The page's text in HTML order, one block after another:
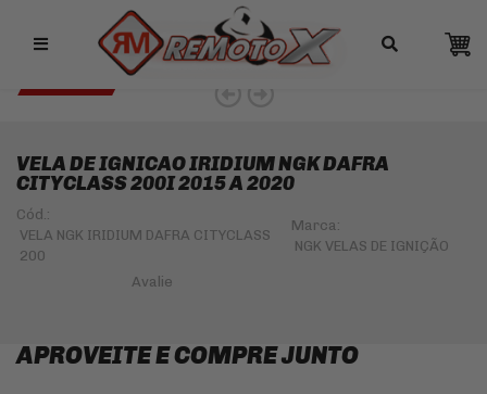
Remotox
10% OFF NO PIX
VELA DE IGNICAO IRIDIUM NGK DAFRA
CITYCLASS 200I 2015 A 2020
Cód.:
VELA NGK IRIDIUM DAFRA CITYCLASS
200
Marca:
NGK VELAS DE IGNIÇÃO
APROVEITE E COMPRE JUNTO